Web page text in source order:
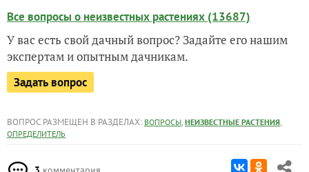
Все вопросы о неизвестных растениях (13687)
У вас есть свой дачный вопрос? Задайте его нашим
экспертам и опытным дачникам.
Задать вопрос
ВОПРОС РАЗМЕЩЕН В РАЗДЕЛАХ: ВОПРОСЫ, НЕИЗВЕСТНЫЕ РАСТЕНИЯ,
ОПРЕДЕЛИТЕЛЬ